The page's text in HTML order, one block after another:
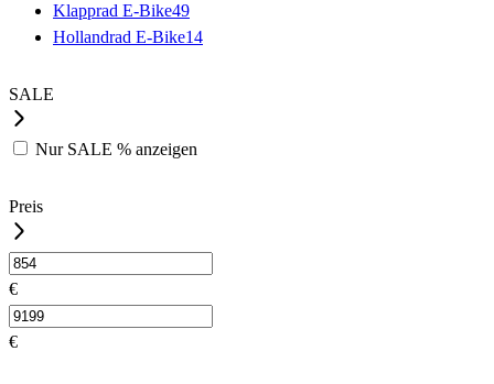
Klapprad E-Bike49
Hollandrad E-Bike14
SALE
Nur SALE % anzeigen
Preis
€
€